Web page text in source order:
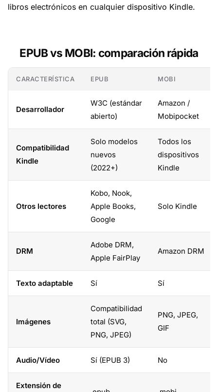
libros electrónicos en cualquier dispositivo Kindle.
EPUB vs MOBI: comparación rápida
CARACTERÍSTICA EPUB MOBI
Desarrollador
W3C (estándar
abierto)
Amazon /
Mobipocket
Compatibilidad
Kindle
Solo modelos
nuevos
(2022+)
Todos los
dispositivos
Kindle
Otros lectores
Kobo, Nook,
Apple Books,
Google
Solo Kindle
DRM
Adobe DRM,
Apple FairPlay
Amazon DRM
Texto adaptable Sí Sí
Imágenes
Compatibilidad
total (SVG,
PNG, JPEG)
PNG, JPEG,
GIF
Audio/Vídeo Sí (EPUB 3) No
Extensión de